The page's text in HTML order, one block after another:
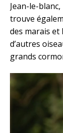
Jean-le-
trouve
des marais et
d’autres
grands